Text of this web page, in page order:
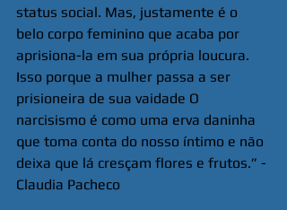
status social. Mas, justamente é o
belo corpo feminino que acaba por
aprisiona-la em sua própria loucura.
Isso porque a mulher passa a ser
prisioneira de sua vaidade O
narcisismo é como uma erva daninha
que toma conta do nosso íntimo e não
deixa que lá cresçam flores e frutos.” -
Claudia Pacheco